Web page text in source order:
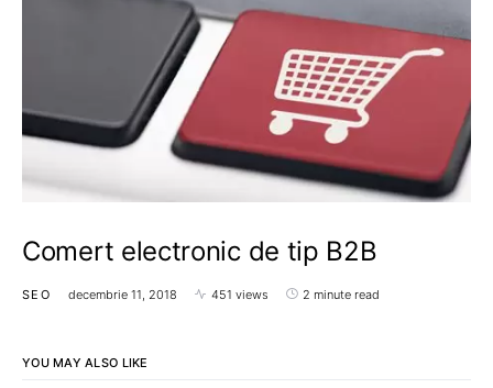
Comert electronic de tip B2B
SEO decembrie 11, 2018 451 views 2 minute read
YOU MAY ALSO LIKE